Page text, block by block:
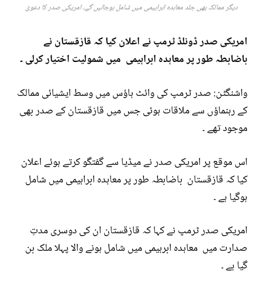
دیگر ممالک بھی جلد معاہدہ ابراہیمی میں شامل ہوجائیں گے، امریکی صدر کا دعویٰ
امریکی صدر ڈونلڈ ٹرمپ نے اعلان کیا کہ قازقستان نے
باضابطہ طور پر معاہدہ ابراہیمی میں شمولیت اختیار کرلی ۔
واشنگٹن: صدر ٹرمپ کی وائٹ ہاؤس میں وسط ایشیائی ممالک
کے رہنماؤں سے ملاقات ہوئی جس میں قازقستان کے صدر بھی
موجود تھے ۔
اس موقع پر امریکی صدر نے میڈیا سے گفتگو کرتے ہوئے اعلان
کیا کہ قازقستان باضابطہ طور پر معاہدہ ابراہیمی میں شامل
ہوگیا ہے ۔
امریکی صدر ٹرمپ نے کہا کہ قازقستان ان کی دوسری مدتِ
صدارت میں معاہدہ ابرہیمی میں شامل ہونے والا پہلا ملک بن
گیا ہے ۔